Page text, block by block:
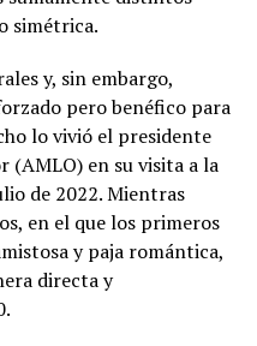
simétrica.
y, sin embargo,
pero benéfico para
lo vivió el presidente
(AMLO) en su visita a la
de 2022. Mientras
en el que los primeros
y paja romántica,
directa y